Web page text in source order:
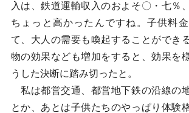
入は、鉄道運輸収入のおよそ〇・七％
ちょっと高かったんですね。子供料
て、大人の需要も喚起することができ
物の効果なども増加をすると、効果を
うした決断に踏み切ったと。
私は都営交通、都営地下鉄の沿線の
とか、あとは子供たちのやっぱり体験